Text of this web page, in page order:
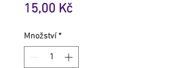
15,00 KčCena
Množství *